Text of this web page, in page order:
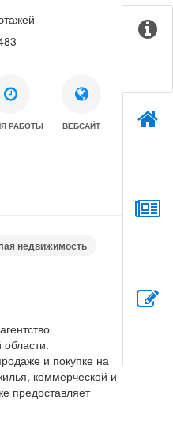
РАБОТЫ ВЕБСАЙТ
недвижимость
и покупке на
коммерческой и
предоставляет
агентства